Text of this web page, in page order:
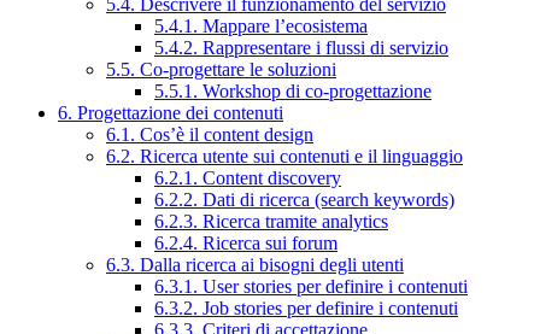
5.4. Descrivere il funzionamento del servizio
5.4.1. Mappare l’ecosistema
5.4.2. Rappresentare i flussi di servizio
5.5. Co-progettare le soluzioni
5.5.1. Workshop di co-progettazione
6. Progettazione dei contenuti
6.1. Cos’è il content design
6.2. Ricerca utente sui contenuti e il linguaggio
6.2.1. Content discovery
6.2.2. Dati di ricerca (search keywords)
6.2.3. Ricerca tramite analytics
6.2.4. Ricerca sui forum
6.3. Dalla ricerca ai bisogni degli utenti
6.3.1. User stories per definire i contenuti
6.3.2. Job stories per definire i contenuti
6.3.3. Criteri di accettazione